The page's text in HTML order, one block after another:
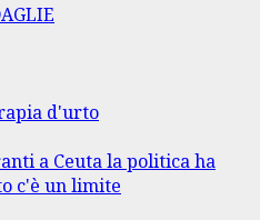
d'urto
a Ceuta la politica ha
c'è un limite